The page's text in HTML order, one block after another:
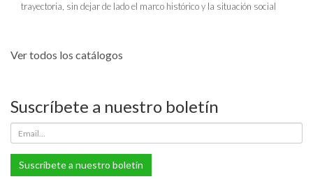
trayectoria, sin dejar de lado el marco histórico y la situación social
Ver todos los catálogos
Suscríbete a nuestro boletín
Suscríbete a nuestro boletín